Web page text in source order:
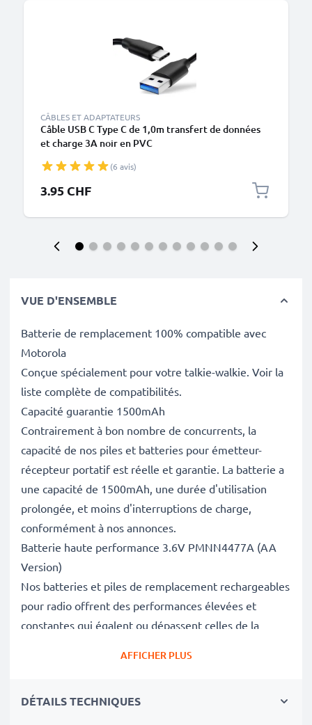
CÂBLES ET ADAPTATEURS
Câble USB C Type C de 1,0m transfert de données
et charge 3A noir en PVC
(6 avis)
3.95 CHF
VUE D'ENSEMBLE
Batterie de remplacement 100% compatible avec
Motorola
Conçue spécialement pour votre talkie-walkie. Voir la
liste complète de compatibilités.
Capacité guarantie 1500mAh
Contrairement à bon nombre de concurrents, la
capacité de nos piles et batteries pour émetteur-
récepteur portatif est réelle et garantie. La batterie a
une capacité de 1500mAh, une durée d'utilisation
prolongée, et moins d'interruptions de charge,
conformément à nos annonces.
Batterie haute performance 3.6V PMNN4477A (AA
Version)
Nos batteries et piles de remplacement rechargeables
pour radio offrent des performances élevées et
constantes qui égalent ou dépassent celles de la
En tant que spécialistes des batteries depuis 2004,
AFFICHER PLUS
DÉTAILS TECHNIQUES